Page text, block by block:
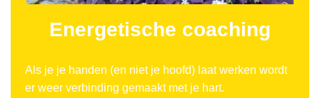
Energetische coaching
Als je je handen (en niet je hoofd) laat werken wordt
er weer verbinding gemaakt met je hart.